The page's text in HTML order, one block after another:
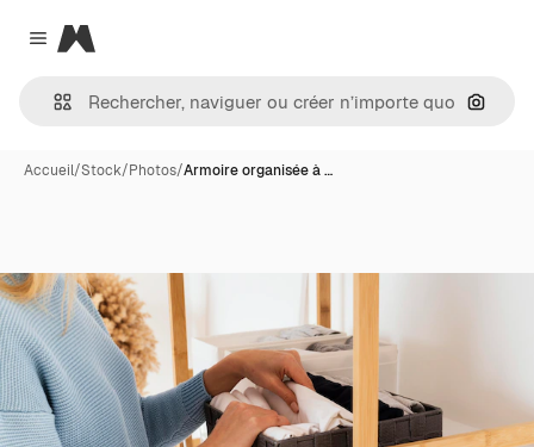
Close menu
Magnific
Accueil/Stock/Photos/Armoire organisée à …